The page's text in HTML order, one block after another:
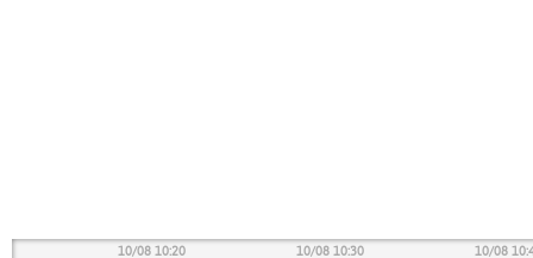
10/08 10:20 10/08 10:30 10/08